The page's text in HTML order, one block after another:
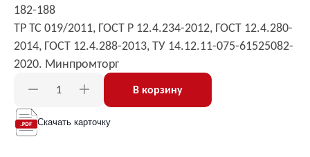
182-188
ТР ТС 019/2011, ГОСТ Р 12.4.234-2012, ГОСТ 12.4.280-
2014, ГОСТ 12.4.288-2013, ТУ 14.12.11-075-61525082-
2020. Минпромторг
В корзину
Скачать карточку